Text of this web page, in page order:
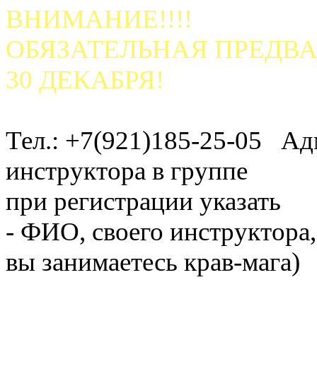
ВНИМАНИЕ!!!!
ОБЯЗАТЕЛЬНАЯ
30 ДЕКАБРЯ!
Тел.: +7(921)185-25-05
инструктора в группе
при регистрации указать
- ФИО, своего
вы занимаетесь крав-мага)